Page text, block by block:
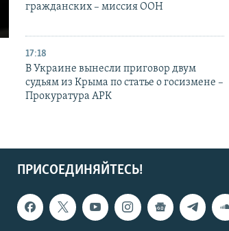
гражданских – миссия ООН
17:18
В Украине вынесли приговор двум
судьям из Крыма по статье о госизмене –
Прокуратура АРК
ПРИСОЕДИНЯЙТЕСЬ!